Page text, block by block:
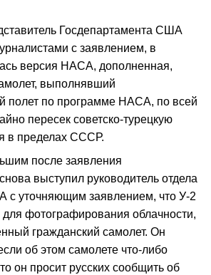
Госдепартамента США
с заявлением, в
версия НАСА, дополненная,
выполнявший
полет по программе НАСА, по всей
пересек советско-турецкую
в пределах СССР.
после заявления
выступил руководитель отдела
уточняющим заявлением, что У-2
фотографирования облачности,
гражданский самолет. Он
об этом самолете что-либо
он просит русских сообщить об